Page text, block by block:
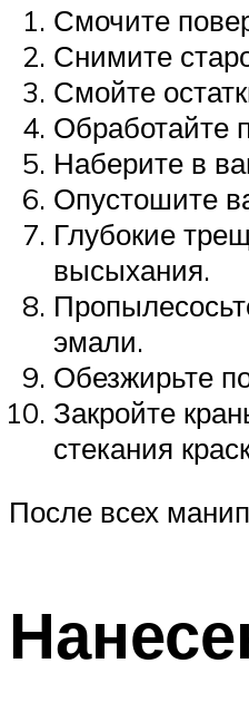
Смочите
Снимите
Смойте
Обработайте
Наберите в
Опустошите
Глубокие
высыхания.
эмали.
Обезжирьте
Закройте
стекания
После всех